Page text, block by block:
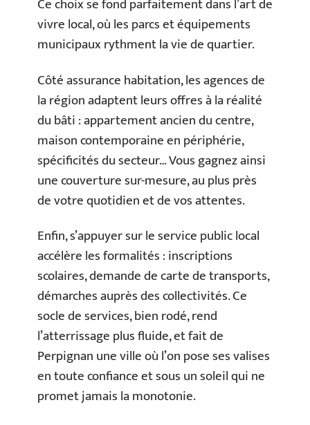
Ce choix se fond parfaitement dans l’art de
vivre local, où les parcs et équipements
municipaux rythment la vie de quartier.
Côté assurance habitation, les agences de
la région adaptent leurs offres à la réalité
du bâti : appartement ancien du centre,
maison contemporaine en périphérie,
spécificités du secteur… Vous gagnez ainsi
une couverture sur-mesure, au plus près
de votre quotidien et de vos attentes.
Enfin, s’appuyer sur le service public local
accélère les formalités : inscriptions
scolaires, demande de carte de transports,
démarches auprès des collectivités. Ce
socle de services, bien rodé, rend
l’atterrissage plus fluide, et fait de
Perpignan une ville où l’on pose ses valises
en toute confiance et sous un soleil qui ne
promet jamais la monotonie.